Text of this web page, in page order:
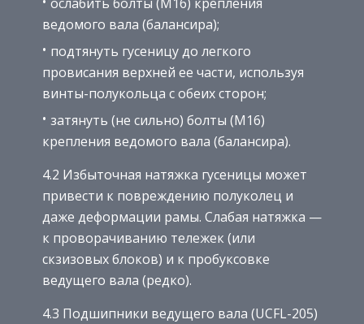
ведомого вала (балансира);
подтянуть гусеницу до легкого
провисания верхней ее части, используя
винты-полукольца с обеих сторон;
затянуть (не сильно) болты (М16)
крепления ведомого вала (балансира).
4.2 Избыточная натяжка гусеницы может
привести к повреждению полуколец и
даже деформации рамы. Слабая натяжка —
к проворачиванию тележек (или
скзизовых блоков) и к пробуксовке
ведущего вала (редко).
4.3 Подшипники ведущего вала (UCFL-205)